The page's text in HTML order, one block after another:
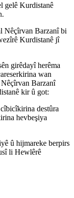
gelê Kurdistanê
Nêçîrvan Barzanî bi
Kurdistanê jî
girêdayî herêma
wan
Barzanî
kir û got:
destûra
hevbeşiya
û hijmareke berpirs
li Hewlêrê